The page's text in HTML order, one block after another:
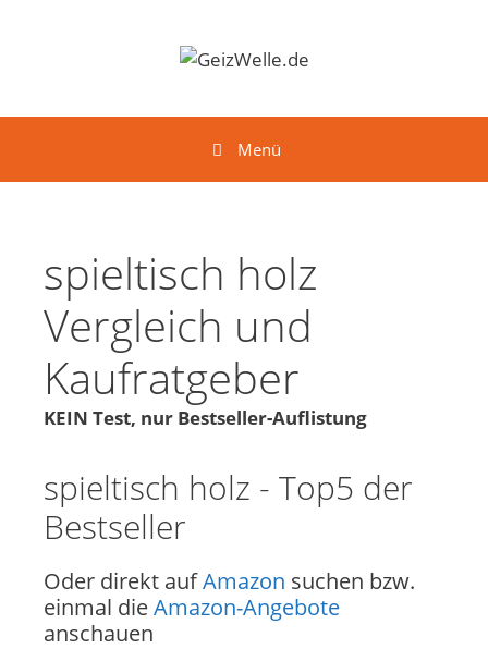
Menü
spieltisch holz
Vergleich und
Kaufratgeber
KEIN Test, nur Bestseller-Auflistung
spieltisch holz - Top5 der
Bestseller
Oder direkt aufAmazon suchen bzw.
einmal dieAmazon-Angebote
anschauen